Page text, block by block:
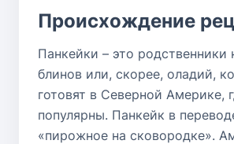
Происхождение
Панкейки – это родственники
блинов или, скорее, оладий,
готовят в Северной Америке,
популярны. Панкейк в
«пирожное на сковородке».